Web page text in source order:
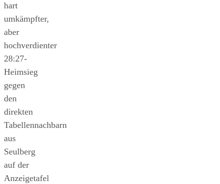
hart
umkämpfter,
aber
hochverdienter
28:27-
Heimsieg
gegen
den
direkten
Tabellennachbarn
aus
Seulberg
auf der
Anzeigetafel